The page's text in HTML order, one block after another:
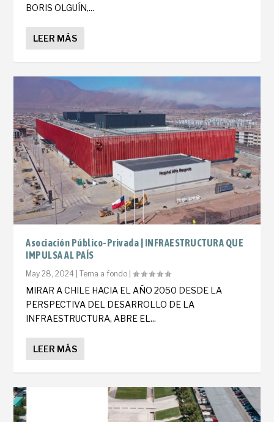
BORIS OLGUÍN,...
LEER MÁS
Asociación Público-Privada | INFRAESTRUCTURA QUE
IMPULSA AL PAÍS
May 28, 2024 |Tema a fondo |
MIRAR A CHILE HACIA EL AÑO 2050 DESDE LA
PERSPECTIVA DEL DESARROLLO DE LA
INFRAESTRUCTURA, ABRE EL...
LEER MÁS